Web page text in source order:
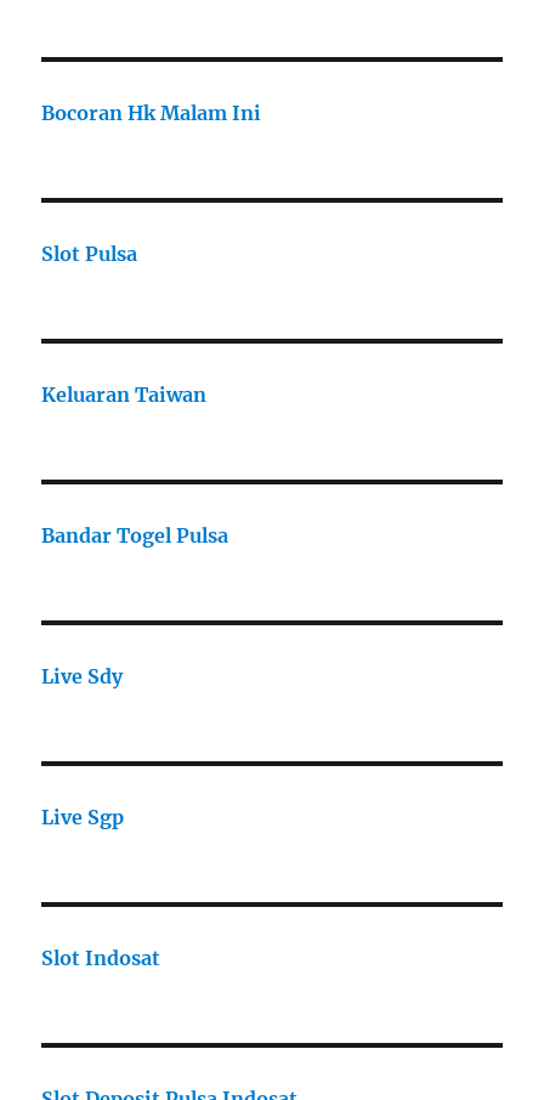
Bocoran Hk Malam Ini
Slot Pulsa
Keluaran Taiwan
Bandar Togel Pulsa
Live Sdy
Live Sgp
Slot Indosat